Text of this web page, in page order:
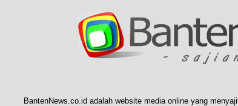
BantenNews.co.id adalah website media online yang